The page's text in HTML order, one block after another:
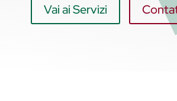
Vai ai Servizi